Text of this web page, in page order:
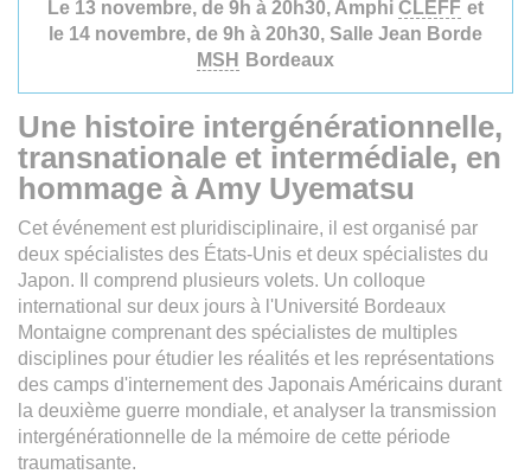
Le 13 novembre, de 9h à 20h30, Amphi CLEFF et
le 14 novembre, de 9h à 20h30, Salle Jean Borde
MSH
Bordeaux
Une histoire intergénérationnelle,
transnationale et intermédiale, en
hommage à Amy Uyematsu
Cet événement est pluridisciplinaire, il est organisé par
deux spécialistes des États-Unis et deux spécialistes du
Japon. Il comprend plusieurs volets. Un colloque
international sur deux jours à l'Université Bordeaux
Montaigne comprenant des spécialistes de multiples
disciplines pour étudier les réalités et les représentations
des camps d'internement des Japonais Américains durant
la deuxième guerre mondiale, et analyser la transmission
intergénérationnelle de la mémoire de cette période
traumatisante.